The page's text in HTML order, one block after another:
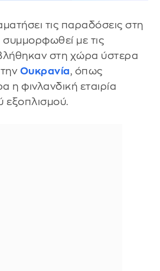
τις παραδόσεις στη
συμμορφωθεί με τις
στη χώρα ύστερα
Ουκρανία, όπως
η φινλανδική εταιρία
εξοπλισμού.